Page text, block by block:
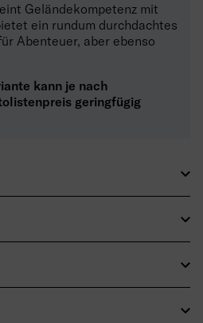
Geländekompetenz mit
ein rundum durchdachtes
Abenteuer, aber ebenso
kann je nach
geringfügig